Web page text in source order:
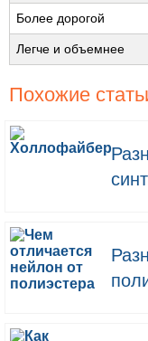
Более дорогой
Легче и объемнее
Похожие